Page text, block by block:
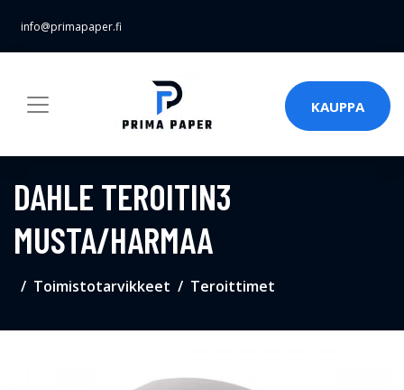
info@primapaper.fi
KAUPPA
DAHLE TEROITIN3
MUSTA/HARMAA
Toimistotarvikkeet Teroittimet